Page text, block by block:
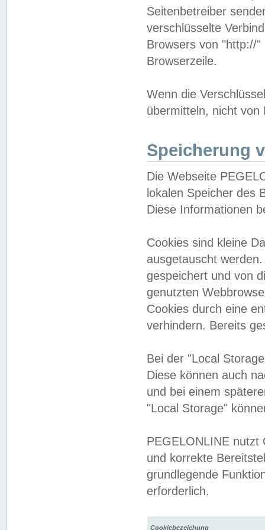
Seitenbetreiber
verschlüsselte
Browsers von "http://
Browserzeile.
Wenn die
übermitteln, nicht von
Speicherung
Die Webseite
lokalen Speicher des
Diese Informationen
Cookies sind kleine
ausgetauscht
gespeichert und von
genutzten
Cookies durch eine
verhindern. Bereits
Bei der "Local
Diese können auch
und bei einem
"Local Storage"
PEGELONLINE nutzt
und korrekte
grundlegende
erforderlich.
Cookiebezeichung